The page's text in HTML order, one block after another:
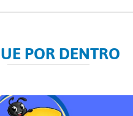
POR DENTRO